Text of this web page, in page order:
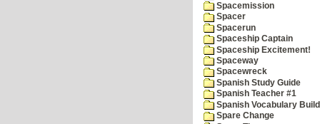
Spacemission
Spacer
Spacerun
Spaceship Captain
Spaceship Excitement!
Spaceway
Spacewreck
Spanish Study Guide
Spanish Teacher #1
Spanish Vocabulary
Spare Change